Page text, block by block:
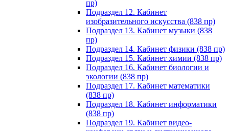
пр)
Подраздел 12. Кабинет
изобразительного искусства (838 пр)
Подраздел 13. Кабинет музыки (838
пр)
Подраздел 14. Кабинет физики (838 пр)
Подраздел 15. Кабинет химии (838 пр)
Подраздел 16. Кабинет биологии и
экологии (838 пр)
Подраздел 17. Кабинет математики
(838 пр)
Подраздел 18. Кабинет информатики
(838 пр)
Подраздел 19. Кабинет видео-